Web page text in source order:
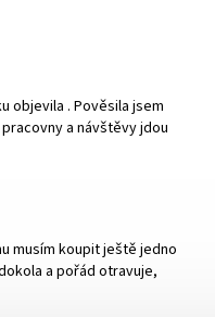
objevila . Pověsila jsem
a návštěvy jdou
musím koupit ještě jedno
a pořád otravuje,